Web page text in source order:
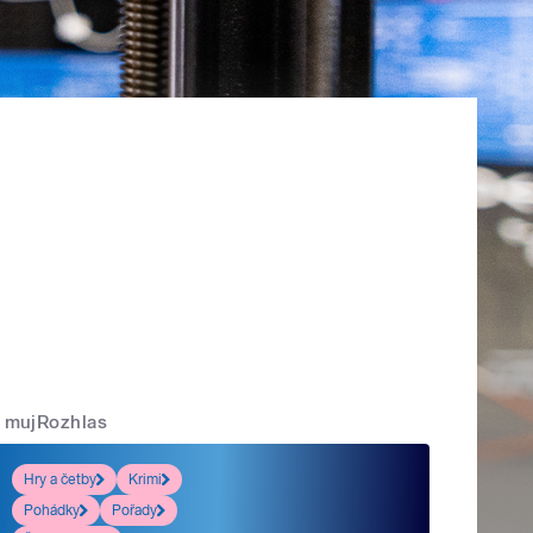
mujRozhlas
Hry a četby
Krimi
Pohádky
Pořady